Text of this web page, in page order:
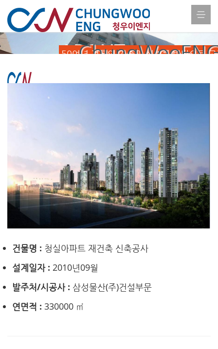
ABOUT
50여년 전통의 기술과 신뢰를 바탕으로
건물명 : 청실아파트 재건축 신축공사
설계일자 : 2010년09월
발주처/시공사 : 삼성물산(주)건설부문
연면적 : 330000 ㎡